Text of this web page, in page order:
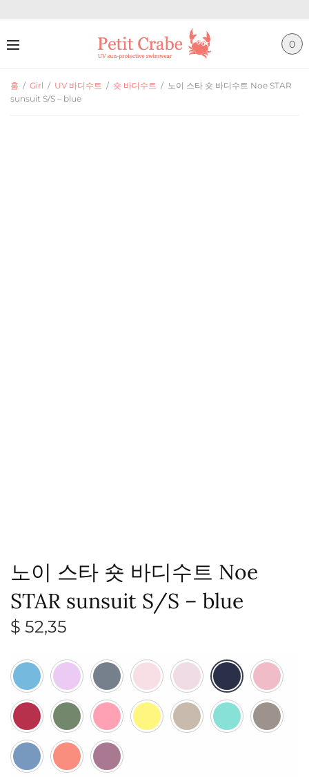
0
홈 / Girl / UV 바디수트 / 숏 바디수트 / 노이 스타 숏 바디수트 Noe STAR
sunsuit S/S – blue
노이 스타 숏 바디수트 Noe
STAR sunsuit S/S – blue
$ 52,35